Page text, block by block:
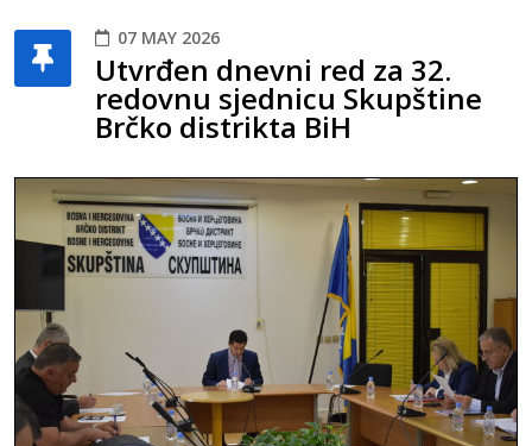
07 MAY 2026
Utvrđen dnevni red za 32.
redovnu sjednicu Skupštine
Brčko distrikta BiH